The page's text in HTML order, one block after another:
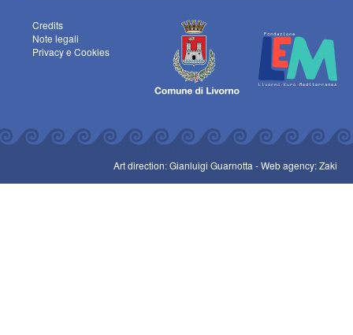
Credits
Note legali
Privacy e Cookies
Art direction: Gianluigi Guarnotta -Web agency: Zaki